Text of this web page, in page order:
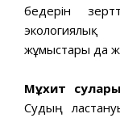
бедерін
жұмыстары да
Мұхит
Судың